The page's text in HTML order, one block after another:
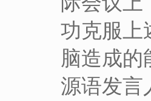
功克服上
脑造成的
源语发言